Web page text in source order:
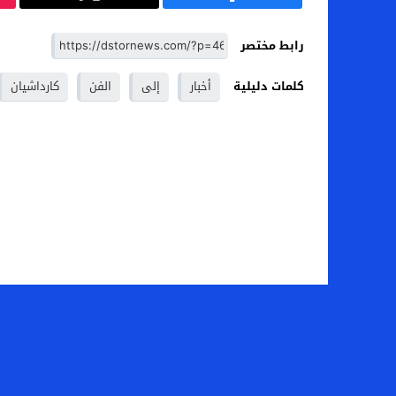
رابط مختصر
كلمات دليلية
أخبار إلى الفن كارداشيان